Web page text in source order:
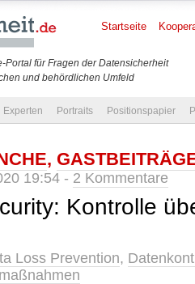
für Fragen der Datensicherheit
und behördlichen Umfeld
Startseite
Experten Portraits Positionspapier
,
19:54 - 2 Kommentare
Kontrolle
Loss Prevention,